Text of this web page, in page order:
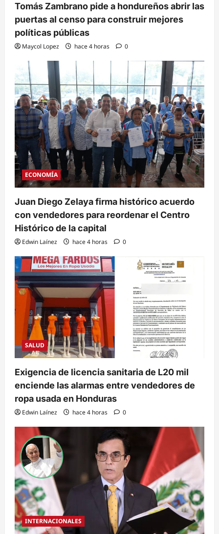
Tomás Zambrano pide a hondureños abrir las
puertas al censo para construir mejores
políticas públicas
Maycol Lopez hace 4 horas 0
ECONOMÍA
Juan Diego Zelaya firma histórico acuerdo
con vendedores para reordenar el Centro
Histórico de la capital
Edwin Laínez hace 4 horas 0
SALUD
Exigencia de licencia sanitaria de L20 mil
enciende las alarmas entre vendedores de
ropa usada en Honduras
Edwin Laínez hace 4 horas 0
INTERNACIONALES